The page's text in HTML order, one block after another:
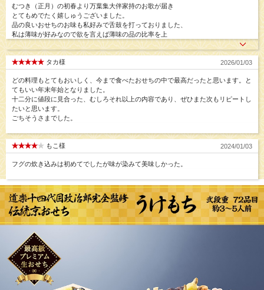
むつき（正月）の初春より万葉集大伴家持のお歌が届き
とてもめでたく嬉しゅうございました。
品の良いおせちのお味も私好みで舌鼓を打っておりました、
私は薄味が好みなので欲を言えば薄味の品の比率を上
タカ様 2026/01/03
どの料理もとてもおいしく、今まで食べたおせちの中で最高だったと思います。と
てもいい年末年始となりました。
十二分に値段に見合った、むしろそれ以上の内容であり、ぜひまた次もリピートし
たいと思います。
ごちそうさまでした。
もこ様 2024/01/03
フグの炊き込みは初めてでしたが味が染みて美味しかった。